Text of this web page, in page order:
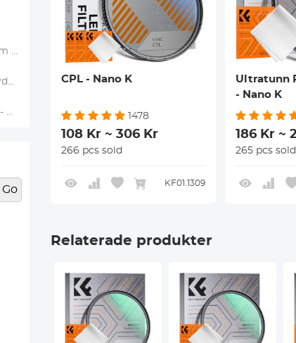
- Ultratunn Ram CPL-Filter - Nano K
- CPL + Linsskydd + Rengöringsduk - Nano K Serien
- CPL+linslock - Nano-Klear
Go
CPL - Nano K
1478
108 Kr ~ 306 Kr
266 pcs sold
KF01.1309
Ultratunn
- Nano K
186 Kr ~
265 pcs sold
Relaterade produkter